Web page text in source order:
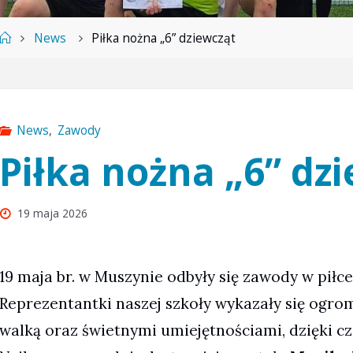
StronaNews Piłka nożna „6” dziewcząt
News, Zawody
Piłka nożna „6”
19 maja 2026
19 maja br. w Muszynie odbyły się zawody w
Reprezentantki naszej szkoły wykazały się
walką oraz świetnymi umiejętnościami, dzięki